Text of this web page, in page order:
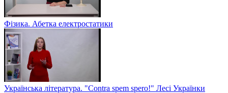
Фізика. Абетка електростатики
Українська література. "Contra spem spero!" Лесі Українки